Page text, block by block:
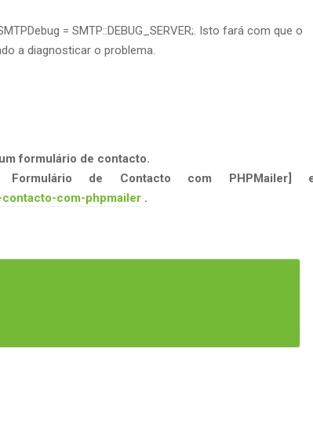
= SMTP::DEBUG_SERVER;. Isto fará com que o
a diagnosticar o problema.
formulário de contacto.
de Contacto com PHPMailer]
com-phpmailer .